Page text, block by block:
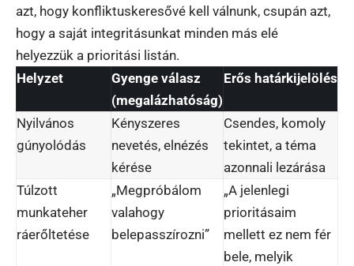
azt, hogy konfliktuskeresővé kell válnunk, csupán azt,
hogy a saját integritásunkat minden más elé
helyezzük a prioritási listán.
Helyzet
Gyenge válasz
(megalázhatóság)
Erős határkijelölés
Nyilvános
gúnyolódás
Kényszeres
nevetés, elnézés
kérése
Csendes, komoly
tekintet, a téma
azonnali lezárása
Túlzott
munkateher
ráerőltetése
„Megpróbálom
valahogy
belepasszírozni”
„A jelenlegi
prioritásaim
mellett ez nem fér
bele, melyik